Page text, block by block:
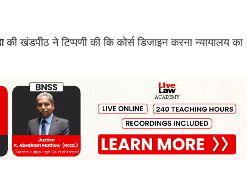
की खंडपीठ ने टिप्पणी की कि कोर्स डिजाइन करना न्यायालय का